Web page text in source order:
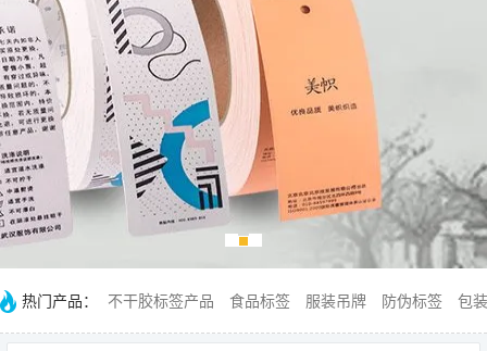
热门产品： 不干胶标签产品 食品标签 服装吊牌 防伪标签 包